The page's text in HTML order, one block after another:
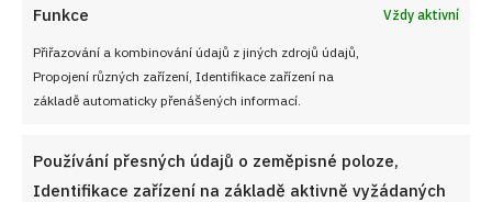
Funkce Vždy aktivní
Přiřazování a kombinování údajů z jiných zdrojů údajů,
Propojení různých zařízení, Identifikace zařízení na
základě automaticky přenášených informací.
Používání přesných údajů o zeměpisné poloze,
Identifikace zařízení na základě aktivně vyžádaných